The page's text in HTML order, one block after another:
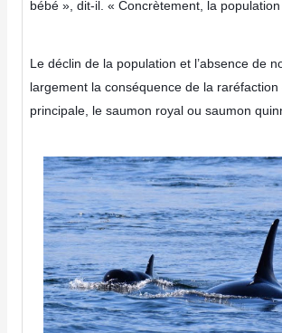
bébé », dit-il. « Concrètement, la
Le déclin de la population et l’absence de
largement la conséquence de la
principale, le saumon royal ou saumon